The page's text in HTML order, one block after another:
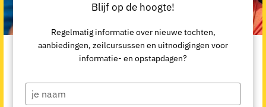
Kosteloos annuleren -
Blijf op de hoogte!
Regelmatig informatie over nieuwe tochten,
aanbiedingen, zeilcursussen en uitnodigingen voor
informatie- en opstapdagen?
Type
your